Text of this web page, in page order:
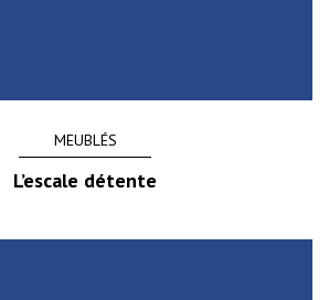
MEUBLÉS
L’escale détente